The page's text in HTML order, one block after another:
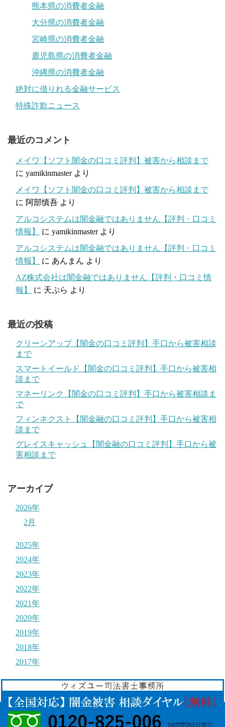
熊本県の消費者金融
大分県の消費者金融
宮崎県の消費者金融
鹿児島県の消費者金融
沖縄県の消費者金融
絶対に借りれる金融サービス
特殊詐欺ニュース
最近のコメント
メイワ【ソフト闇金の口コミ評判】被害から相談まで
に yamikinmasterより
メイワ【ソフト闇金の口コミ評判】被害から相談まで
に 阿部慎吾 より
アルコシステムは闇金融ではありません【評判・口コミ
情報】
に yamikinmasterより
アルコシステムは闇金融ではありません【評判・口コミ
情報】
に あんまん より
AZ株式会社は闇金融ではありません【評判・口コミ情
報】
に 天ぷら より
最近の投稿
クリーンアップ【闇金の口コミ評判】手口から被害相談
まで
スマートイールド【闇金の口コミ評判】手口から被害相
談まで
マネーリンク【闇金の口コミ評判】手口から被害相談ま
で
フィンネクスト【闇金融の口コミ評判】手口から被害相
談まで
グレイスキャッシュ【闇金融の口コミ評判】手口から被
害相談まで
アーカイブ
2026年
2月
2025年
2024年
2023年
2022年
2021年
2020年
2019年
2018年
2017年
© 2017それ闇金ですよ！.